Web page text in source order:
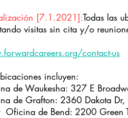
[7.1.2021]:Todas las
visitas sin cita y/o
contact-us
incluyen:
de Waukesha: 327 E
de Grafton: 2360 Dakota
Oficina de Bend: 2200 Green